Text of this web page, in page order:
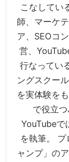
こなしてい
師、マーケ
ア、SEOコ
営、
行なってい
ングスクー
を実体験を
で役立
YouTubeで
を執筆。
ャンプ」の